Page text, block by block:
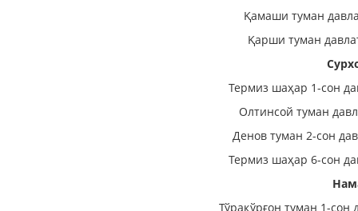
Қамаши туман
Қарши туман
Термиз шаҳар 1-сон
Олтинсой туман
Денов туман 2-сон
Термиз шаҳар 6-сон
Тўрақўрғон туман 1-